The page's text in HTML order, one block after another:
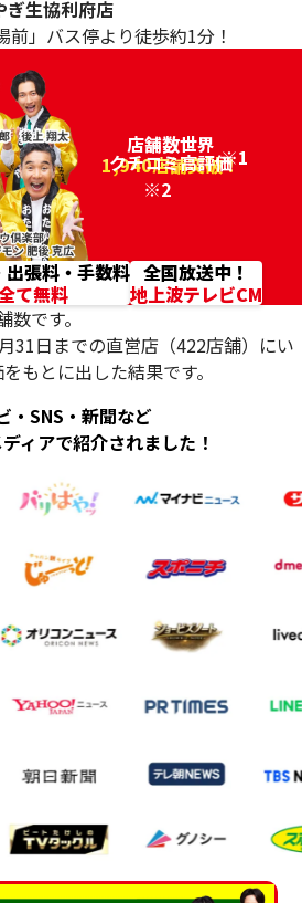
ぎ生協利府店
前」バス停より徒歩約1分！
店舗数世界
1,940店舗突破！
※1
クチコミ高評価
96.2%
※2
出張料・手数料
て無料
全国放送中！
地上波テレビCM
です。
31日までの直営店（422店舗）にい
とに出した結果です。
・SNS・新聞など
ィアで紹介されました！